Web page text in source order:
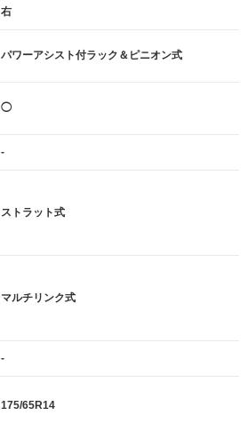
右
パワーアシスト付ラック＆ピニオン式
◯
-
ストラット式
マルチリンク式
-
175/65R14